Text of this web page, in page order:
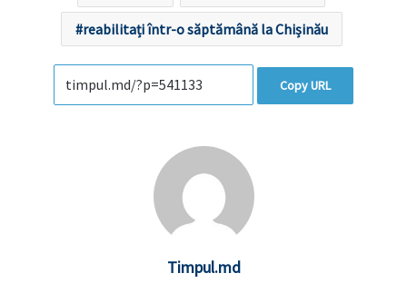
reabilitați într-o săptămână la Chișinău
Copy URL
Timpul.md